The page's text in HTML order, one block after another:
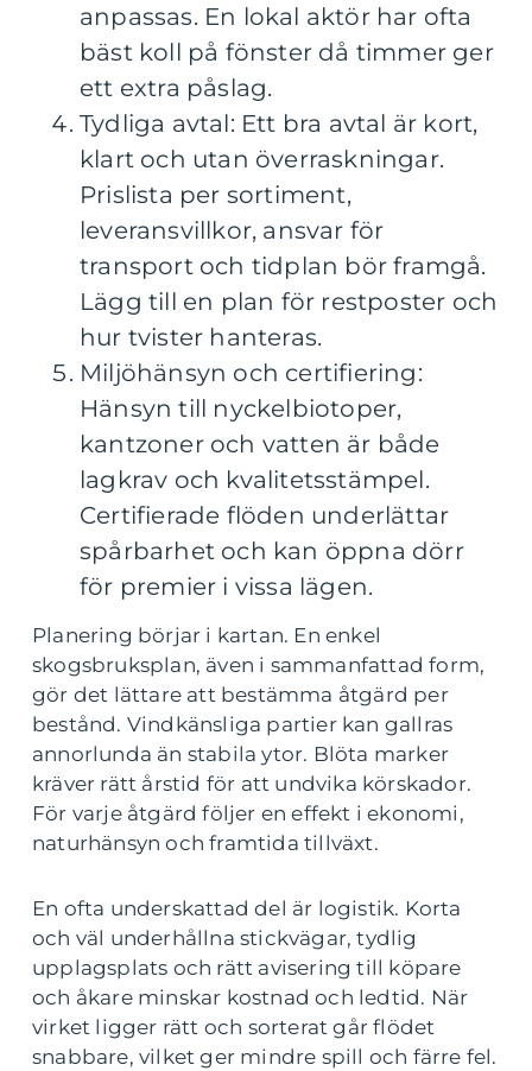
anpassas. En lokal aktör har ofta
bäst koll på fönster då timmer ger
ett extra påslag.
Tydliga avtal: Ett bra avtal är kort,
klart och utan överraskningar.
Prislista per sortiment,
leveransvillkor, ansvar för
transport och tidplan bör framgå.
Lägg till en plan för restposter och
hur tvister hanteras.
Miljöhänsyn och certifiering:
Hänsyn till nyckelbiotoper,
kantzoner och vatten är både
lagkrav och kvalitetsstämpel.
Certifierade flöden underlättar
spårbarhet och kan öppna dörr
för premier i vissa lägen.
Planering börjar i kartan. En enkel
skogsbruksplan, även i sammanfattad form,
gör det lättare att bestämma åtgärd per
bestånd. Vindkänsliga partier kan gallras
annorlunda än stabila ytor. Blöta marker
kräver rätt årstid för att undvika körskador.
För varje åtgärd följer en effekt i ekonomi,
naturhänsyn och framtida tillväxt.
En ofta underskattad del är logistik. Korta
och väl underhållna stickvägar, tydlig
upplagsplats och rätt avisering till köpare
och åkare minskar kostnad och ledtid. När
virket ligger rätt och sorterat går flödet
snabbare, vilket ger mindre spill och färre fel.